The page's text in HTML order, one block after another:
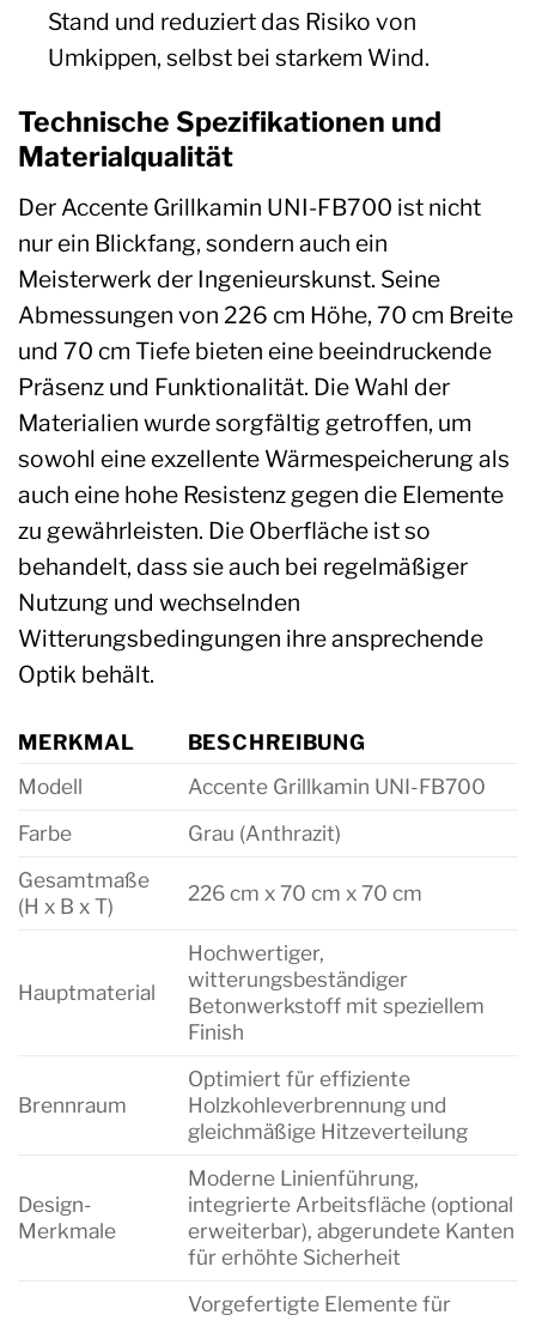
Stand und reduziert das Risiko von
Umkippen, selbst bei starkem Wind.
Technische Spezifikationen und
Materialqualität
Der Accente Grillkamin UNI-FB700 ist nicht
nur ein Blickfang, sondern auch ein
Meisterwerk der Ingenieurskunst. Seine
Abmessungen von 226 cm Höhe, 70 cm Breite
und 70 cm Tiefe bieten eine beeindruckende
Präsenz und Funktionalität. Die Wahl der
Materialien wurde sorgfältig getroffen, um
sowohl eine exzellente Wärmespeicherung als
auch eine hohe Resistenz gegen die Elemente
zu gewährleisten. Die Oberfläche ist so
behandelt, dass sie auch bei regelmäßiger
Nutzung und wechselnden
Witterungsbedingungen ihre ansprechende
Optik behält.
MERKMAL
BESCHREIBUNG
Modell
Accente Grillkamin UNI-FB700
Farbe
Grau (Anthrazit)
Gesamtmaße
(H x B x T)
226 cm x 70 cm x 70 cm
Hauptmaterial
Hochwertiger,
witterungsbeständiger
Betonwerkstoff mit speziellem
Finish
Brennraum
Optimiert für effiziente
Holzkohleverbrennung und
gleichmäßige Hitzeverteilung
Design-
Merkmale
Moderne Linienführung,
integrierte Arbeitsfläche (optional
erweiterbar), abgerundete Kanten
für erhöhte Sicherheit
Vorgefertigte Elemente für